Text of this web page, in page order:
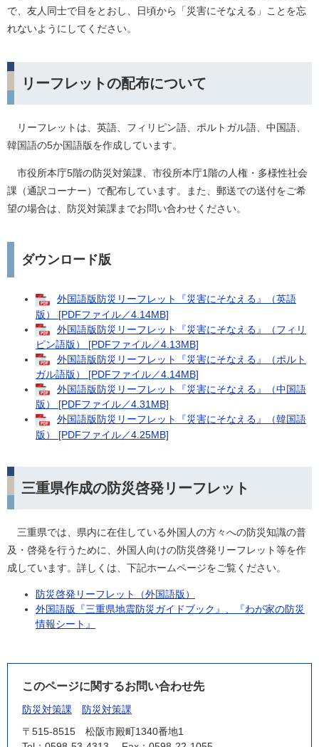
で、友人同士で目をとおし、日頃から「災害にそなえる」ことを忘
れないようにしてください。
リーフレットの配布について
リーフレットは、英語、フィリピン語、ポルトガル語、中国語、
韓国語の5か国語版を作成しています。
市役所本庁5階の防災対策課、市役所本庁1階の人権・多様性社会
課（通訳コーナー）で配布しています。また、郵送での送付をご希
望の場合は、防災対策課までお問い合わせください。
ダウンロード版
外国語版防災リーフレット『災害にそなえる』（英語
版） [PDFファイル／4.14MB]
外国語版防災リーフレット『災害にそなえる』（フィリ
ピン語版） [PDFファイル／4.13MB]
外国語版防災リーフレット『災害にそなえる』（ポルト
ガル語版） [PDFファイル／4.14MB]
外国語版防災リーフレット『災害にそなえる』（中国語
版） [PDFファイル／4.31MB]
外国語版防災リーフレット『災害にそなえる』（韓国語
版） [PDFファイル／4.25MB]
三重県作成の防災啓発リーフレット
三重県では、県内に在住している外国人の方々への防災知識の普
及・啓発を行うために、外国人向けの防災啓発リーフレット等を作
成しています。詳しくは、下記ホームページをご覧ください。
防災啓発リーフレット（外国語版）
外国語版『三重県地震防災ガイドブック』、『わが家の防災
情報シート』
このページに関するお問い合わせ先
防災対策課
防災対策課
〒515-8515
松阪市殿町1340番地1